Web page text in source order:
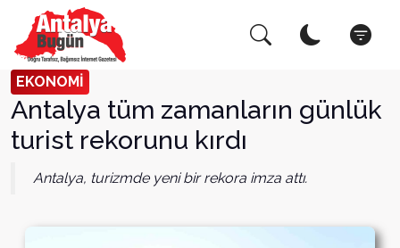
EKONOMİ
Antalya tüm zamanların günlük
turist rekorunu kırdı
Antalya, turizmde yeni bir rekora imza attı.
Arama Yap! Kapat